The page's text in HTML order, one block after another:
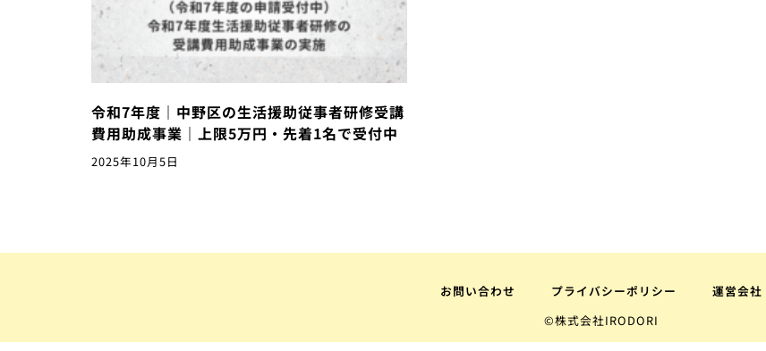
令和7年度｜中野区の生活援助従事者研修受講
費用助成事業｜上限5万円・先着1名で受付中
2025年10月5日
お問い合わせ プライバシーポリシー
運営会社
©株式会社IRODORI